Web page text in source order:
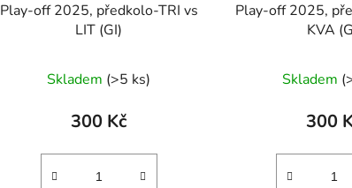
Play-off 2025, předkolo-TRI vs
LIT (GI)
Skladem (>5 ks)
300 Kč
Play-off 2025,
KVA
Skladem
300